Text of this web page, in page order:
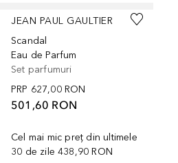
JEAN PAUL GAULTIER
Scandal
Eau de Parfum
Set parfumuri
PRP 627,00 RON
501,60 RON
Cel mai mic preț din ultimele
30 de zile 438,90 RON